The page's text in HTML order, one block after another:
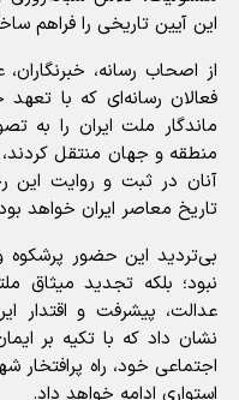
این آیین تاریخی را فراهم
از اصحاب رسانه،
فعالان رسانه‌ای که با
ماندگار ملت ایران را به
منطقه و جهان منتقل
آنان در ثبت و روایت این
تاریخ معاصر ایران خواهد
بی‌تردید این حضور پرشکوه
نبود؛ بلکه تجدید میثاق
عدالت، پیشرفت و اقتدار
نشان داد که با تکیه بر
اجتماعی خود، راه پرافتخار